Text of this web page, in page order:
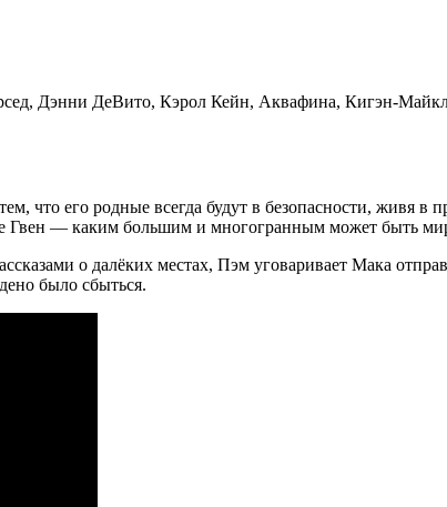
Дэнни ДеВито, Кэрол Кейн, Аквафина, Кигэн-
что его родные всегда будут в безопасности, живя
Гвен — каким большим и многогранным может быть
о далёких местах, Пэм уговаривает Мака
было сбыться.